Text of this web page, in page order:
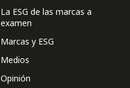
La ESG de las marcas a
examen
Marcas y ESG
Medios
Opinión